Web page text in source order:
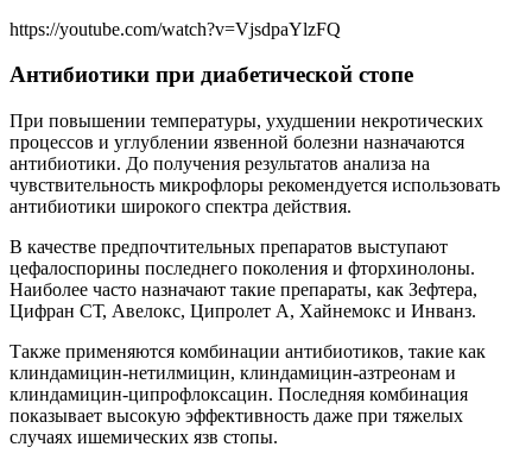
https://youtube.com/watch?v=VjsdpaYlzFQ
Антибиотики при диабетической стопе
При повышении температуры, ухудшении некротических
процессов и углублении язвенной болезни назначаются
антибиотики. До получения результатов анализа на
чувствительность микрофлоры рекомендуется использовать
антибиотики широкого спектра действия.
В качестве предпочтительных препаратов выступают
цефалоспорины последнего поколения и фторхинолоны.
Наиболее часто назначают такие препараты, как Зефтера,
Цифран СТ, Авелокс, Ципролет А, Хайнемокс и Инванз.
Также применяются комбинации антибиотиков, такие как
клиндамицин-нетилмицин, клиндамицин-азтреонам и
клиндамицин-ципрофлоксацин. Последняя комбинация
показывает высокую эффективность даже при тяжелых
случаях ишемических язв стопы.